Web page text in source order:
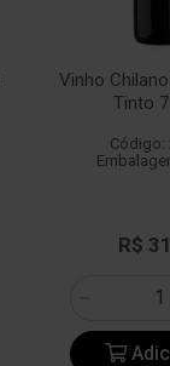
Vinho
Tinto
Código:
R$